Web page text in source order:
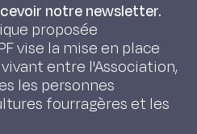
notre newsletter.
proposée
vise la mise en place
entre l'Association,
les personnes
fourragères et les